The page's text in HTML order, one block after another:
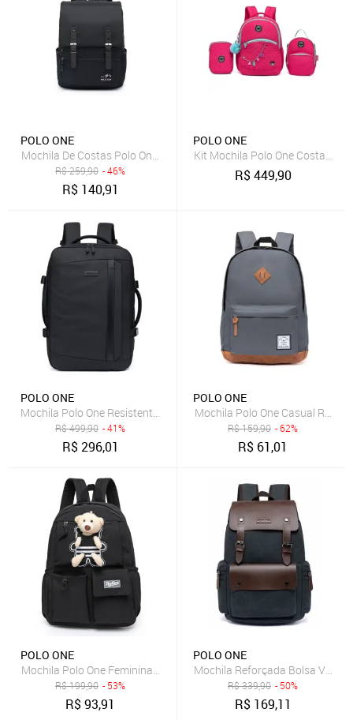
POLO ONE
Mochila De Costas Polo One Reforçada Notebook Escolar Trabalho
R$259,90 - 46%
R$ 140,91
POLO ONE
Kit Mochila Polo One Costas
R$449,90
POLO ONE
Mochila Polo One Resistente Espaçosa Notebook Executiva Viagem
R$499,90 - 41%
R$296,01
POLO ONE
Mochila Polo One Casual
R$159,90 - 62%
R$ 61,01
POLO ONE
Mochila Polo One Feminina Escolar Juvenil Menina Resistente
R$199,90 - 53%
R$93,91
POLO ONE
Mochila Reforçada Bolsa
R$339,90 - 50%
R$ 169,11